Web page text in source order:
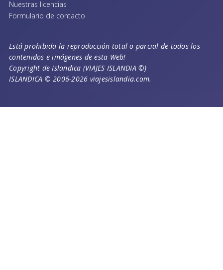
Nuestras licencias
Formulario de contacto
Está prohibida la reproducción total o parcial de todos los
contenidos e imágenes de esta Web!
Copyright de Islandica (VIAJES ISLANDIA ©)
ISLANDICA © 2006-2026 viajesislandia.com.